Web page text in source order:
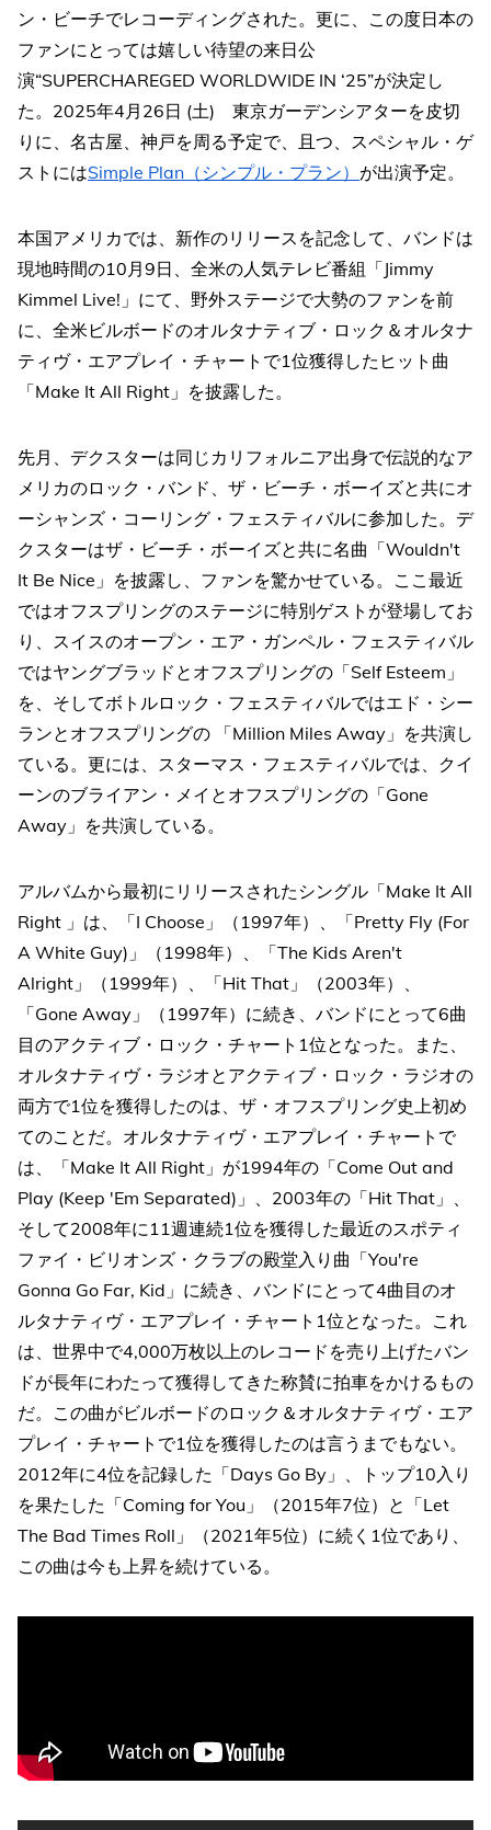
ン・ビーチでレコーディングされた。更に、この度日本の
ファンにとっては嬉しい待望の来日公
演“SUPERCHAREGED WORLDWIDE IN ‘25”が決定し
た。2025年4月26日 (土) 東京ガーデンシアターを皮切
りに、名古屋、神戸を周る予定で、且つ、スペシャル・ゲ
ストにはSimple Plan（シンプル・プラン） が出演予定。
本国アメリカでは、新作のリリースを記念して、バンドは
現地時間の10月9日、全米の人気テレビ番組「Jimmy
Kimmel Live!」にて、野外ステージで大勢のファンを前
に、全米ビルボードのオルタナティブ・ロック＆オルタナ
ティヴ・エアプレイ・チャートで1位獲得したヒット曲
「Make It All Right」を披露した。
先月、デクスターは同じカリフォルニア出身で伝説的なア
メリカのロック・バンド、ザ・ビーチ・ボーイズと共にオ
ーシャンズ・コーリング・フェスティバルに参加した。デ
クスターはザ・ビーチ・ボーイズと共に名曲「Wouldn't
It Be Nice」を披露し、ファンを驚かせている。ここ最近
ではオフスプリングのステージに特別ゲストが登場してお
り、スイスのオープン・エア・ガンペル・フェスティバル
ではヤングブラッドとオフスプリングの「Self Esteem」
を、そしてボトルロック・フェスティバルではエド・シー
ランとオフスプリングの 「Million Miles Away」を共演し
ている。更には、スターマス・フェスティバルでは、クイ
ーンのブライアン・メイとオフスプリングの「Gone
Away」を共演している。
アルバムから最初にリリースされたシングル「Make It All
Right 」は、「I Choose」（1997年）、「Pretty Fly (For
A White Guy)」（1998年）、「The Kids Aren't
Alright」（1999年）、「Hit That」（2003年）、
「Gone Away」（1997年）に続き、バンドにとって6曲
目のアクティブ・ロック・チャート1位となった。また、
オルタナティヴ・ラジオとアクティブ・ロック・ラジオの
両方で1位を獲得したのは、ザ・オフスプリング史上初め
てのことだ。オルタナティヴ・エアプレイ・チャートで
は、「Make It All Right」が1994年の「Come Out and
Play (Keep 'Em Separated)」、2003年の「Hit That」、
そして2008年に11週連続1位を獲得した最近のスポティ
ファイ・ビリオンズ・クラブの殿堂入り曲「You're
Gonna Go Far, Kid」に続き、バンドにとって4曲目のオ
ルタナティヴ・エアプレイ・チャート1位となった。これ
は、世界中で4,000万枚以上のレコードを売り上げたバン
ドが長年にわたって獲得してきた称賛に拍車をかけるもの
だ。この曲がビルボードのロック＆オルタナティヴ・エア
プレイ・チャートで1位を獲得したのは言うまでもない。
2012年に4位を記録した「Days Go By」、トップ10入り
を果たした「Coming for You」（2015年7位）と「Let
The Bad Times Roll」（2021年5位）に続く1位であり、
この曲は今も上昇を続けている。